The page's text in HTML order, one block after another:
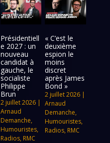
Présidentiell
e 2027 : un
nouveau
candidat à
gauche, le
socialiste
Philippe
Brun
2 juillet 2026|
Arnaud
Demanche,
Humouristes,
Radios, RMC
« C’est le
deuxième
espion le
moins
discret
après James
Bond »
2 juillet 2026 |
Arnaud
Demanche,
Humouristes,
Radios, RMC